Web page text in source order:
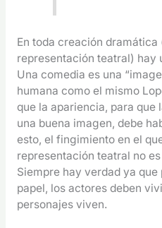
En toda creación
representación teatral) hay
Una comedia es una
humana como el mismo
que la apariencia, para que
una buena imagen, debe
esto, el fingimiento en el
representación teatral no
Siempre hay verdad ya
papel, los actores deben
personajes viven.